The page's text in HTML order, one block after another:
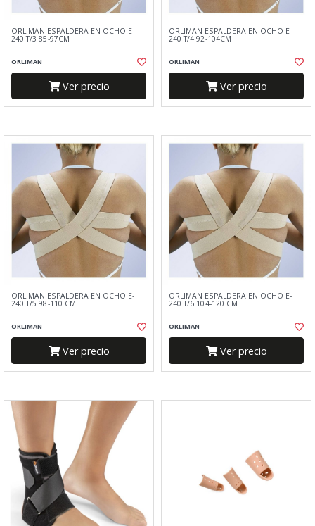
ORLIMAN ESPALDERA EN OCHO E-
240 T/3 85-97CM
ORLIMAN
Ver precio
ORLIMAN ESPALDERA EN OCHO E-
240 T/4 92-104CM
ORLIMAN
Ver precio
ORLIMAN ESPALDERA EN OCHO E-
240 T/5 98-110 CM
ORLIMAN
Ver precio
ORLIMAN ESPALDERA EN OCHO E-
240 T/6 104-120 CM
ORLIMAN
Ver precio